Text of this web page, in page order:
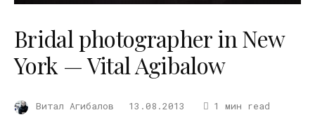
Bridal photographer in New
York — Vital Agibalow
Витал Агибалов 13.08.2013 1 мин read